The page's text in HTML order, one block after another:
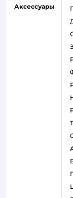
Аксессуары